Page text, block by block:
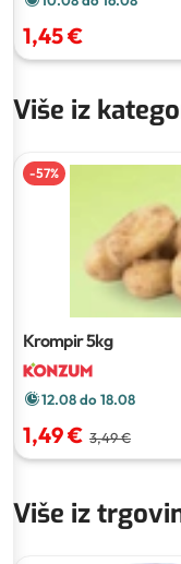
1,45 €
Više iz
-57%
Krompir5kg
12.08 do 18.08
1,49 € 3,49 €
Više iz